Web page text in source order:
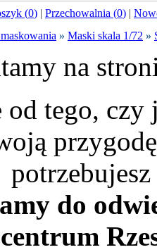
(0) | Przechowalnia (0) |
» Maski skala 1/72 »
na
od tego, czy
do
centrum